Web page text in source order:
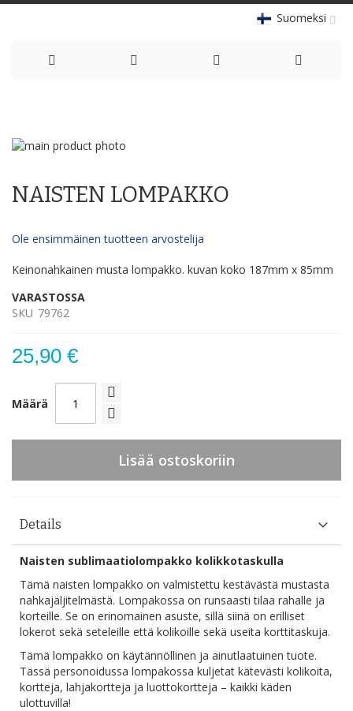
Suomeksi
Content
Skip
end
images
the
the
gallery
NAISTEN LOMPAKKO
Ole ensimmäinen tuotteen arvostelija
Keinonahkainen musta lompakko. kuvan koko 187mm x 85mm
VARASTOSSA
SKU 79762
25,90 €
Määrä
Lisää ostoskoriin
Details
Naisten sublimaatiolompakko kolikkotaskulla
Tämä naisten lompakko on valmistettu kestävästä mustasta
nahkajäljitelmästä. Lompakossa on runsaasti tilaa rahalle ja
korteille. Se on erinomainen asuste, sillä siinä on erilliset
lokerot sekä seteleille että kolikoille sekä useita korttitaskuja.
Tämä lompakko on käytännöllinen ja ainutlaatuinen tuote.
Tässä personoidussa lompakossa kuljetat kätevästi kolikoita,
kortteja, lahjakortteja ja luottokortteja – kaikki käden
ulottuvilla!